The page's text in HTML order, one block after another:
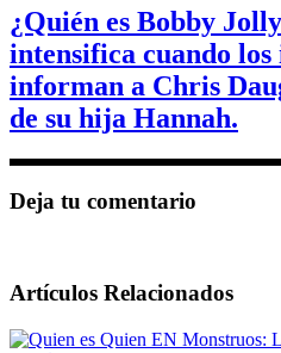
¿Quién es Bobby
intensifica cuando los
informan a Chris
de su hija Hannah.
Deja tu comentario
Artículos Relacionados